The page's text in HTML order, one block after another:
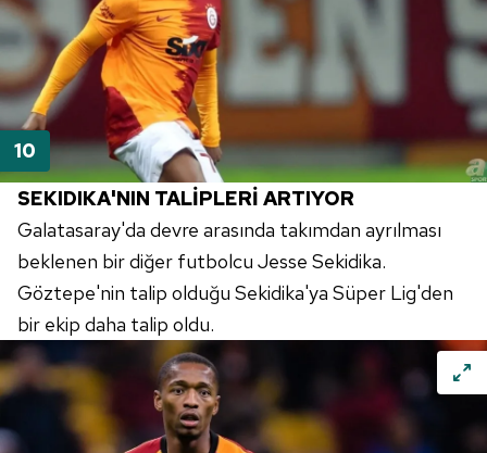
SEKIDIKA'NIN TALİPLERİ ARTIYOR
Galatasaray'da devre arasında takımdan ayrılması
beklenen bir diğer futbolcu Jesse Sekidika.
Göztepe'nin talip olduğu Sekidika'ya Süper Lig'den
bir ekip daha talip oldu.